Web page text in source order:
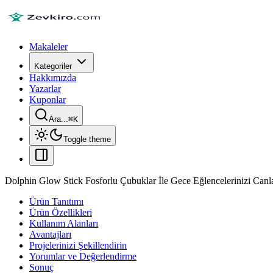
Makaleler
Kategoriler
Hakkımızda
Yazarlar
Kuponlar
Ara...⌘K
Toggle theme
Dolphin Glow Stick Fosforlu Çubuklar İle Gece Eğlencelerinizi
Ürün Tanıtımı
Ürün Özellikleri
Kullanım Alanları
Avantajları
Projelerinizi Şekillendirin
Yorumlar ve Değerlendirme
Sonuç